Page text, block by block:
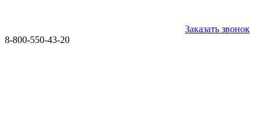
Заказать звонок
8-800-550-43-20